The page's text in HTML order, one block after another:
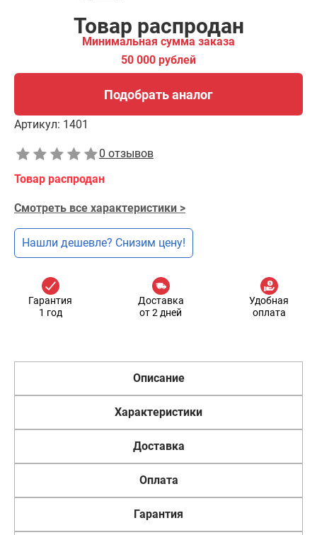
Товар распродан
Минимальная сумма заказа
50 000 рублей
Подобрать аналог
Артикул: 1401
0 отзывов
Товар распродан
Смотреть все характеристики >
Нашли дешевле? Снизим цену!
Гарантия
1 год
Доставка
от 2 дней
Удобная
оплата
Описание
Характеристики
Доставка
Оплата
Гарантия